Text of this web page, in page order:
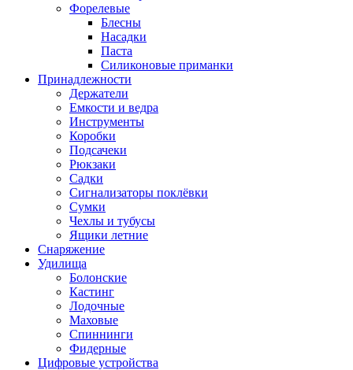
Форелевые
Блесны
Насадки
Паста
Силиконовые приманки
Принадлежности
Держатели
Емкости и ведра
Инструменты
Коробки
Подсачеки
Рюкзаки
Садки
Сигнализаторы поклёвки
Сумки
Чехлы и тубусы
Ящики летние
Снаряжение
Удилища
Болонские
Кастинг
Лодочные
Маховые
Спиннинги
Фидерные
Цифровые устройства